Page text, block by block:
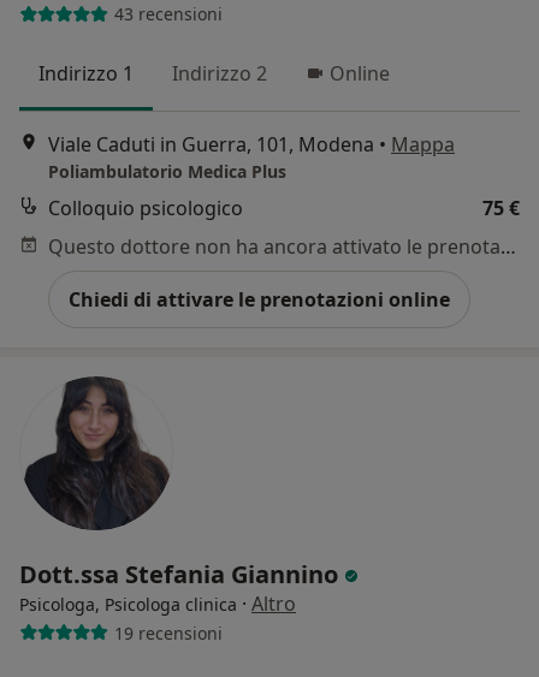
43 recensioni
Indirizzo 1 Indirizzo 2 Online
Viale Caduti in Guerra, 101, Modena • Mappa
Poliambulatorio Medica Plus
Colloquio psicologico
75 €
Questo dottore non ha ancora attivato le prenotazioni online presso questo indirizzo.
Chiedi di attivare le prenotazioni online
Dott.ssa Stefania Giannino
Psicologa, Psicologa clinica · Altro
19 recensioni